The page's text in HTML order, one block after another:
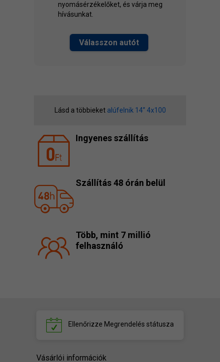
nyomásérzékelőket, és várja meg
hívásunkat.
Válasszon autót
Lásd a többieket alúfelnik 14” 4x100
Ingyenes szállítás
Szállítás 48 órán belül
Több, mint 7 millió
felhasználó
Ellenőrizze Megrendelés státusza
Vásárlói információk